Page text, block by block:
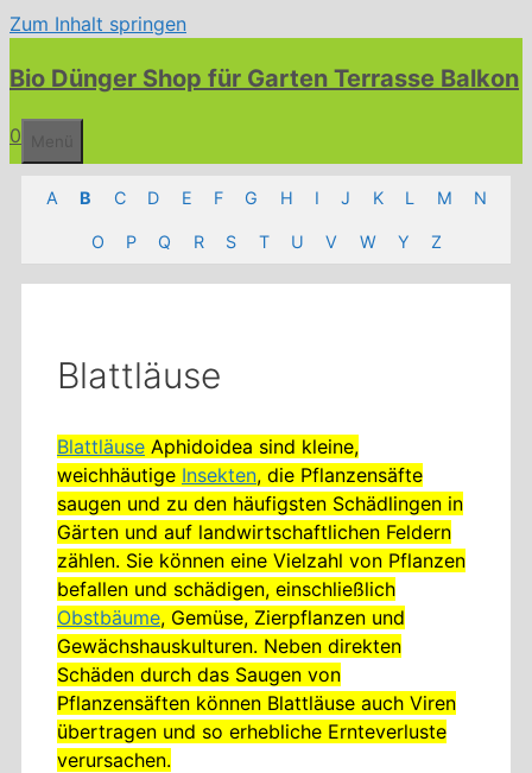
Zum Inhalt springen
Bio Dünger Shop für Garten Terrasse Balkon
0
A B C D E F G H I J K L M N
O P Q R S T U V W Y Z
Blattläuse
Blattläuse Aphidoidea sind kleine,
weichhäutige Insekten, die Pflanzensäfte
saugen und zu den häufigsten Schädlingen in
Gärten und auf landwirtschaftlichen Feldern
zählen. Sie können eine Vielzahl von Pflanzen
befallen und schädigen, einschließlich
Obstbäume, Gemüse, Zierpflanzen und
Gewächshauskulturen. Neben direkten
Schäden durch das Saugen von
Pflanzensäften können Blattläuse auch Viren
übertragen und so erhebliche Ernteverluste
verursachen.